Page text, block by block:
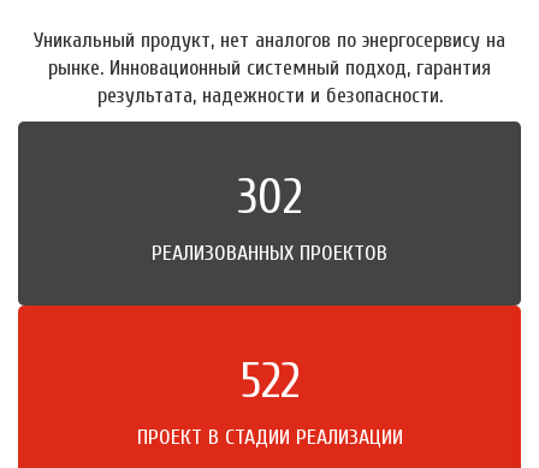
Уникальный продукт, нет аналогов по энергосервису на
рынке. Инновационный системный подход, гарантия
результата, надежности и безопасности.
302
РЕАЛИЗОВАННЫХ ПРОЕКТОВ
522
ПРОЕКТ В СТАДИИ РЕАЛИЗАЦИИ